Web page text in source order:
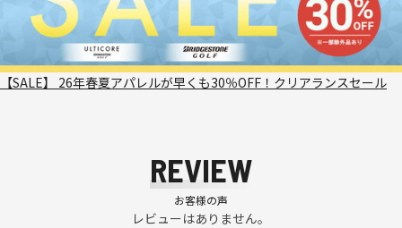
【SALE】 26年春夏アパレルが早くも30％OFF！クリアランスセール
REVIEW
お客様の声
レビューはありません。